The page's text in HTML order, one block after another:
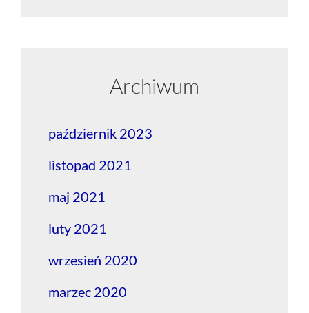
Archiwum
październik 2023
listopad 2021
maj 2021
luty 2021
wrzesień 2020
marzec 2020